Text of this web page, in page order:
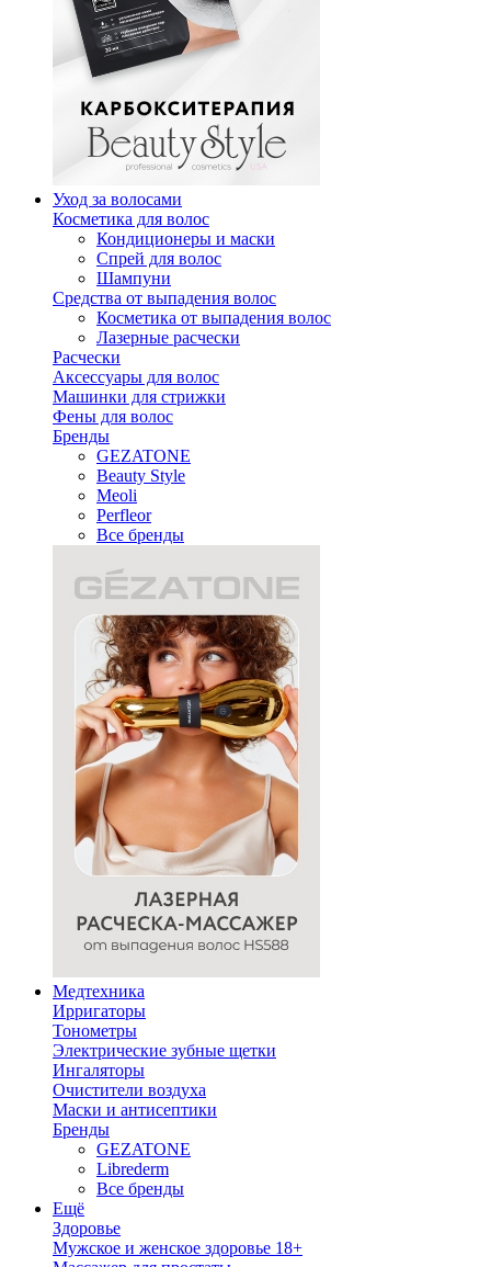
Уход за волосами
Косметика для волос
Кондиционеры и маски
Спрей для волос
Шампуни
Средства от выпадения волос
Косметика от выпадения волос
Лазерные расчески
Расчески
Аксессуары для волос
Машинки для стрижки
Фены для волос
Бренды
GEZATONE
Beauty Style
Meoli
Perfleor
Все бренды
Медтехника
Ирригаторы
Тонометры
Электрические зубные щетки
Ингаляторы
Очистители воздуха
Маски и антисептики
Бренды
GEZATONE
Librederm
Все бренды
Ещё
Здоровье
Мужское и женское здоровье 18+